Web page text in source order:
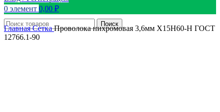
0 элемент 0,00 ₽
Поиск
ГлавнаяСеткаПроволока нихромовая 3,6мм Х15Н60-Н ГОСТ
12766.1-90